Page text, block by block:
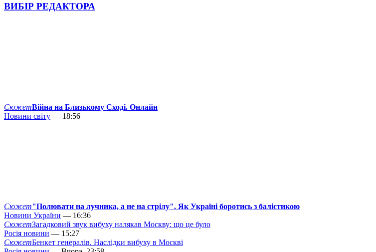
ВИБІР РЕДАКТОРА
СюжетВійна на Близькому Сході. Онлайн
Новини світу — 18:56
Сюжет"Полювати на лучника, а не на стрілу". Як Україні боротись з балістикою
Новини України — 16:36
СюжетЗагадковий звук вибуху налякав Москву: що це було
Росія новини — 15:27
СюжетБенкет генералів. Наслідки вибуху в Москві